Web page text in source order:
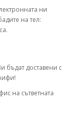
ни
на тел:
бъдат доставени с
на сътветната